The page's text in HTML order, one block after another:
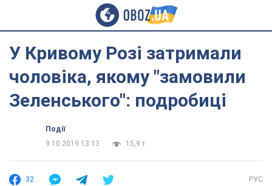
У Кривому Розі затримали
чоловіка, якому "замовили
Зеленського": подробиці
Події
9.10.2019 13:13
15,9 т.
32 РУС